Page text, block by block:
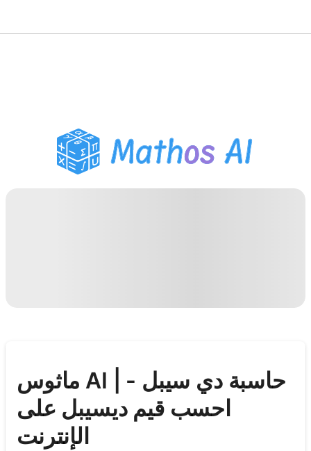
مساعد واجبات PDF
أدوات الدراسة
ماثوس AI | حاسبة دي سيبل -
احسب قيم ديسيبل على
الإنترنت